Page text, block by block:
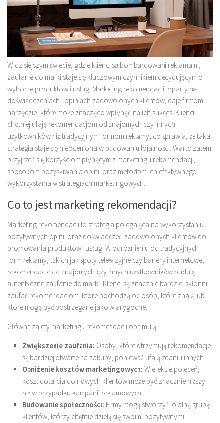
W dzisiejszym świecie, gdzie klienci są bombardowani reklamami,
zaufanie do marki staje się kluczowym czynnikiem decydującym o
wyborze produktów i usług. Marketing rekomendacji, oparty na
doświadczeniach i opiniach zadowolonych klientów, daje firmom
narzędzie, które może znacząco wpłynąć na ich sukces. Klienci
chętniej ufają rekomendacjom od znajomych czy innych
użytkowników niż tradycyjnym formom reklamy, co sprawia, że taka
strategia staje się nieoceniona w budowaniu lojalności. Warto zatem
przyjrzeć się korzyściom płynącym z marketingu rekomendacji,
sposobom pozyskiwania opinii oraz metodom ich efektywnego
wykorzystania w strategiach marketingowych.
Co to jest marketing rekomendacji?
Marketing rekomendacji to strategia polegająca na wykorzystaniu
pozytywnych opinii oraz doświadczeń zadowolonych klientów do
promowania produktów i usług. W odróżnieniu od tradycyjnych
form reklamy, takich jak spoty telewizyjne czy banery internetowe,
rekomendacje od znajomych czy innych użytkowników budują
autentyczne zaufanie do marki. Klienci są znacznie bardziej skłonni
zaufać rekomendacjom, które pochodzą od osób, które znają lub
które mogą być postrzegane jako wiarygodne.
Główne zalety marketingu rekomendacji obejmują:
Zwiększenie zaufania: Osoby, które otrzymują rekomendacje,
są bardziej otwarte na zakupy, ponieważ ufają zdaniu innych.
Obniżenie kosztów marketingowych: W efekcie poleceń,
koszt dotarcia do nowych klientów może być znacznie niższy
niż w przypadku kampanii reklamowych.
Budowanie społeczności: Firmy mogą stworzyć lojalną grupę
klientów, którzy chętnie dzielą się swoimi pozytywnymi